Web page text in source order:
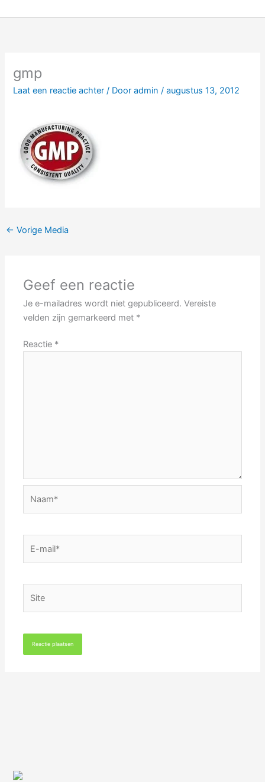
naar
gmp
Laat een reactie achter / Dooradmin/augustus 13, 2012
← Vorige Media
Geef een reactie
Je e-mailadres wordt niet gepubliceerd. Vereiste
velden zijn gemarkeerd met *
Reactie *
mail*